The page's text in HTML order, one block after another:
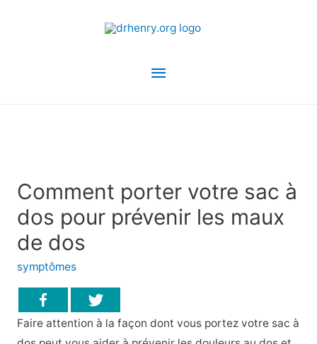
Menu
Comment porter votre sac à
dos pour prévenir les maux
de dos
symptômes
Faire attention à la façon dont vous portez votre sac à